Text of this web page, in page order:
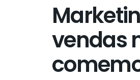
vendas